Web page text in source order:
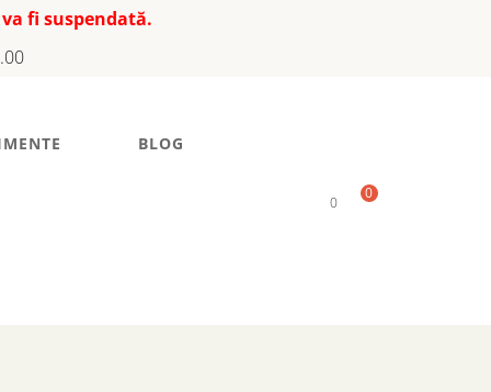
fi suspendată.
BLOG
0
0